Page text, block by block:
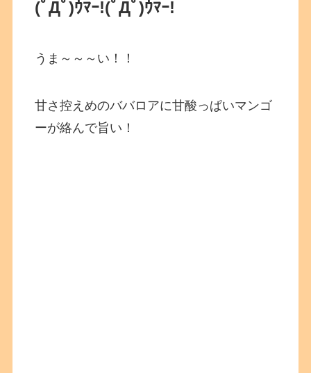
(ﾟДﾟ)ｳﾏｰ!(ﾟДﾟ)ｳﾏｰ!
うま～～～い！！
甘さ控えめのババロアに甘酸っぱいマンゴ
ーが絡んで旨い！